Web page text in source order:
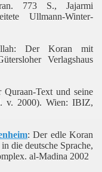
773 S., Jajarmi
Ullmann-Winter-
Der Koran mit
Verlagshaus
Text und seine
v. 2000). Wien: IBIZ,
: Der edle Koran
die deutsche Sprache,
al-Madina 2002